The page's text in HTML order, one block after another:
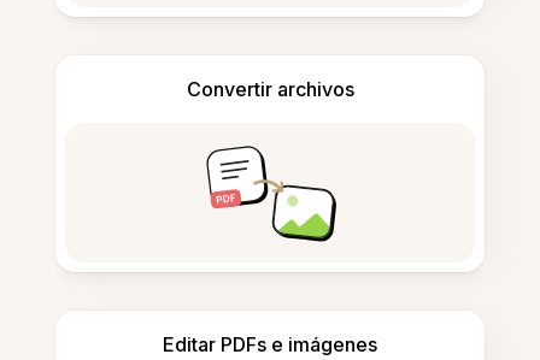
Convertir archivos
Editar PDFs e imágenes